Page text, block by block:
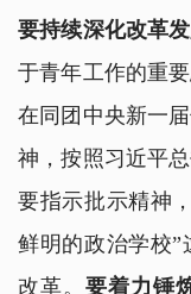
要持续深化改革发
于青年工作的重
在同团中央新一
神，按照习近平
要指示批示精神
鲜明的政治学校
改革。要着力锤